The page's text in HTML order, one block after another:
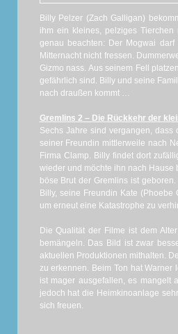
Billy Pelzer (Zach Galligan)
ihm ein kleines, pelziges Tierchen
genau beachten: Der Mogwai darf
Mitternacht nicht fressen.
Gizmo nass. Aus seinem Fell
gefährlich sind. Billy und seine
nach draußen kommt …
Gremlins 2 – Die Rückkehr der
Sechs Jahre sind vergangen,
seiner Freundin mittlerweile nach
Firma Clamp. Billy findet dort
wieder und möchte ihn nach Hause
böse Brut der Gremlins ist geboren.
Billy, seine Freundin Kate (Phoebe
um erneut eine Katastrophe zu
Die Qualität der Filme ist dem
bemängeln. Das Bild ist zwar
aktuellen Produktionen mithalten.
zu erkennen. Beim Ton hat
ist mager ausgefallen, es mangelt
jedoch hat die Heimkinoanlage
sich freuen.